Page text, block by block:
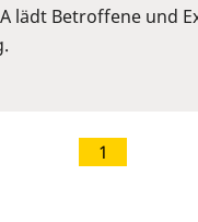
lädt Betroffene und
1